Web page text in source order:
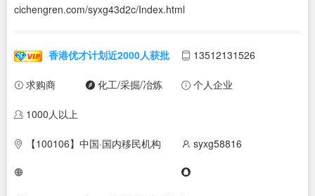
cichengren.com/syxg43d2c/Index.html
香港优才计划近2000人获批 13512131526
求购商 化工/采掘/冶炼 个人企业
1000人以上
【100106】中国·国内移民机构 syxg58816